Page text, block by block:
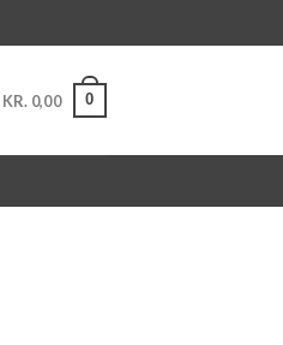
KR. 0,00 0